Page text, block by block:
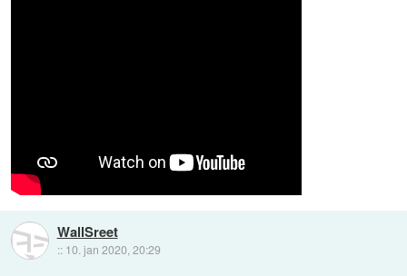
WallSreet
:: 10. jan 2020, 20:29